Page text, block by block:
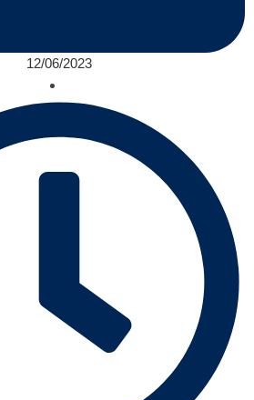
12/06/2023